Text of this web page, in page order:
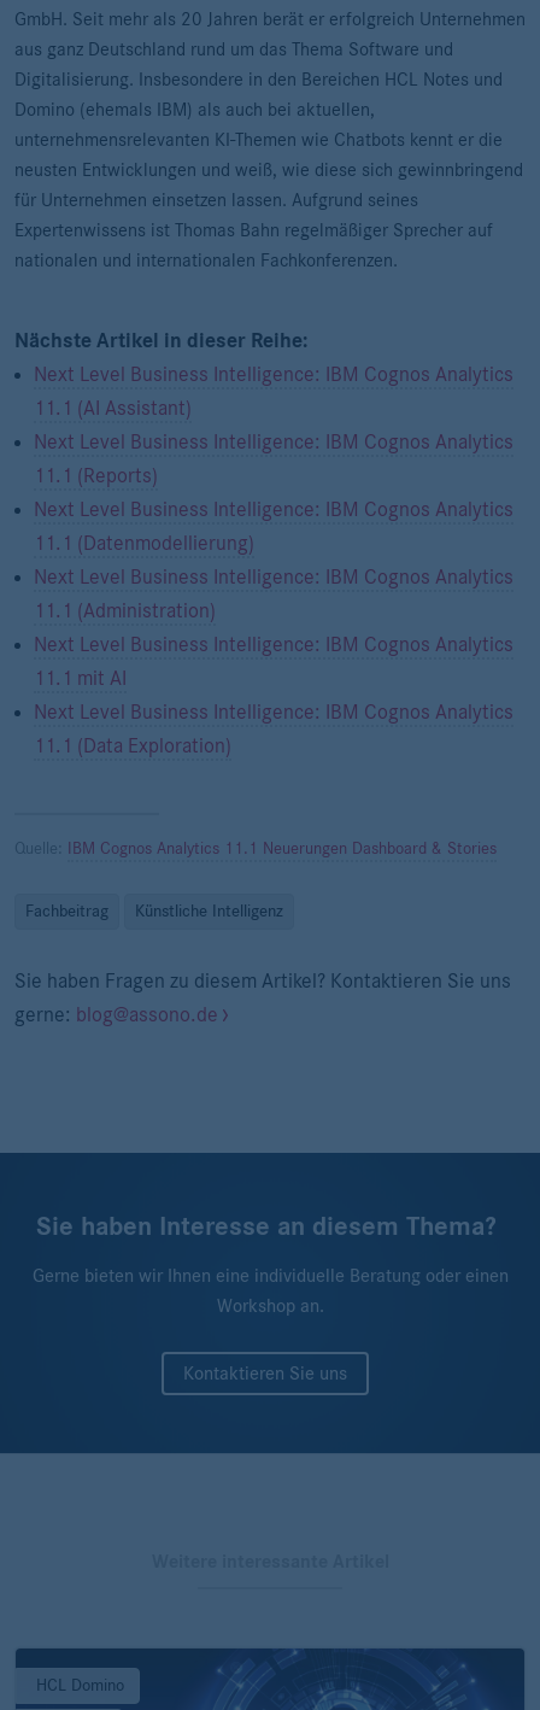
GmbH. Seit mehr als 20 Jahren berät er erfolgreich Unternehmen
aus ganz Deutschland rund um das Thema Software und
Digitalisierung. Insbesondere in den Bereichen HCL Notes und
Domino (ehemals IBM) als auch bei aktuellen,
unternehmensrelevanten KI-Themen wie Chatbots kennt er die
neusten Entwicklungen und weiß, wie diese sich gewinnbringend
für Unternehmen einsetzen lassen. Aufgrund seines
Expertenwissens ist Thomas Bahn regelmäßiger Sprecher auf
nationalen und internationalen Fachkonferenzen.
Nächste Artikel in dieser Reihe:
Next Level Business Intelligence: IBM Cognos Analytics
11.1 (AI Assistant)
Next Level Business Intelligence: IBM Cognos Analytics
11.1 (Reports)
Next Level Business Intelligence: IBM Cognos Analytics
11.1 (Datenmodellierung)
Next Level Business Intelligence: IBM Cognos Analytics
11.1 (Administration)
Next Level Business Intelligence: IBM Cognos Analytics
11.1 mit AI
Next Level Business Intelligence: IBM Cognos Analytics
11.1 (Data Exploration)
Quelle: IBM Cognos Analytics 11.1 Neuerungen Dashboard & Stories
Fachbeitrag Künstliche Intelligenz
Sie haben Fragen zu diesem Artikel? Kontaktieren Sie uns
gerne: blog@assono.de
Sie haben Interesse an diesem Thema?
Gerne bieten wir Ihnen eine individuelle Beratung oder einen
Workshop an.
Kontaktieren Sie uns
HCL Domino